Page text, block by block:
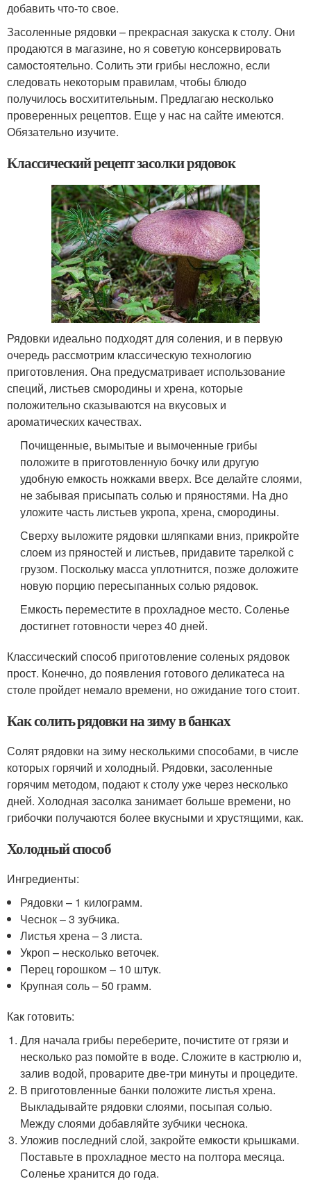
добавить что-то свое.
Засоленные рядовки – прекрасная закуска к столу. Они
продаются в магазине, но я советую консервировать
самостоятельно. Солить эти грибы несложно, если
следовать некоторым правилам, чтобы блюдо
получилось восхитительным. Предлагаю несколько
проверенных рецептов. Еще у нас на сайте имеются.
Обязательно изучите.
Классический рецепт засолки рядовок
Рядовки идеально подходят для соления, и в первую
очередь рассмотрим классическую технологию
приготовления. Она предусматривает использование
специй, листьев смородины и хрена, которые
положительно сказываются на вкусовых и
ароматических качествах.
Почищенные, вымытые и вымоченные грибы
положите в приготовленную бочку или другую
удобную емкость ножками вверх. Все делайте слоями,
не забывая присыпать солью и пряностями. На дно
уложите часть листьев укропа, хрена, смородины.
Сверху выложите рядовки шляпками вниз, прикройте
слоем из пряностей и листьев, придавите тарелкой с
грузом. Поскольку масса уплотнится, позже доложите
новую порцию пересыпанных солью рядовок.
Емкость переместите в прохладное место. Соленье
достигнет готовности через 40 дней.
Классический способ приготовление соленых рядовок
прост. Конечно, до появления готового деликатеса на
столе пройдет немало времени, но ожидание того стоит.
Как солить рядовки на зиму в банках
Солят рядовки на зиму несколькими способами, в числе
которых горячий и холодный. Рядовки, засоленные
горячим методом, подают к столу уже через несколько
дней. Холодная засолка занимает больше времени, но
грибочки получаются более вкусными и хрустящими, как.
Холодный способ
Ингредиенты:
Рядовки – 1 килограмм.
Чеснок – 3 зубчика.
Листья хрена – 3 листа.
Укроп – несколько веточек.
Перец горошком – 10 штук.
Крупная соль – 50 грамм.
Как готовить:
Для начала грибы переберите, почистите от грязи и
несколько раз помойте в воде. Сложите в кастрюлю и,
залив водой, проварите две-три минуты и процедите.
В приготовленные банки положите листья хрена.
Выкладывайте рядовки слоями, посыпая солью.
Между слоями добавляйте зубчики чеснока.
Уложив последний слой, закройте емкости крышками.
Поставьте в прохладное место на полтора месяца.
Соленье хранится до года.